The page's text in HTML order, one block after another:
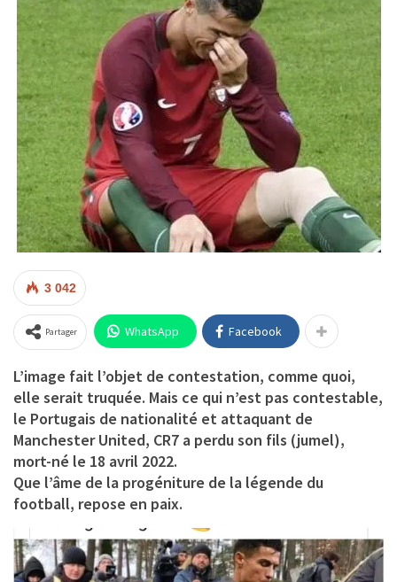
3 042
Partager WhatsApp Facebook
L’image fait l’objet de contestation, comme quoi,
elle serait truquée. Mais ce qui n’est pas contestable,
le Portugais de nationalité et attaquant de
Manchester United, CR7 a perdu son fils (jumel),
mort-né le 18 avril 2022.
Que l’âme de la progéniture de la légende du
football, repose en paix.